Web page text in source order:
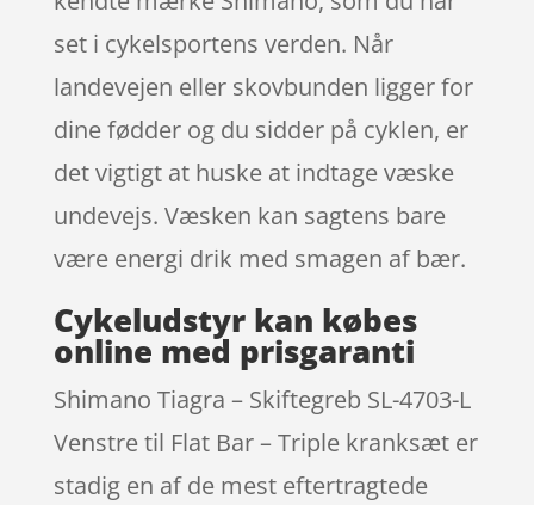
set i cykelsportens verden. Når
landevejen eller skovbunden ligger for
dine fødder og du sidder på cyklen, er
det vigtigt at huske at indtage væske
undevejs. Væsken kan sagtens bare
være energi drik med smagen af bær.
Cykeludstyr kan købes
online med prisgaranti
Shimano Tiagra – Skiftegreb SL-4703-L
Venstre til Flat Bar – Triple kranksæt er
stadig en af de mest eftertragtede